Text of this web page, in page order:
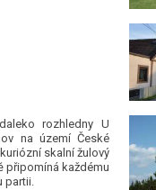
rozhledny U
na území České
skalní žulový
připomíná každému
partii.